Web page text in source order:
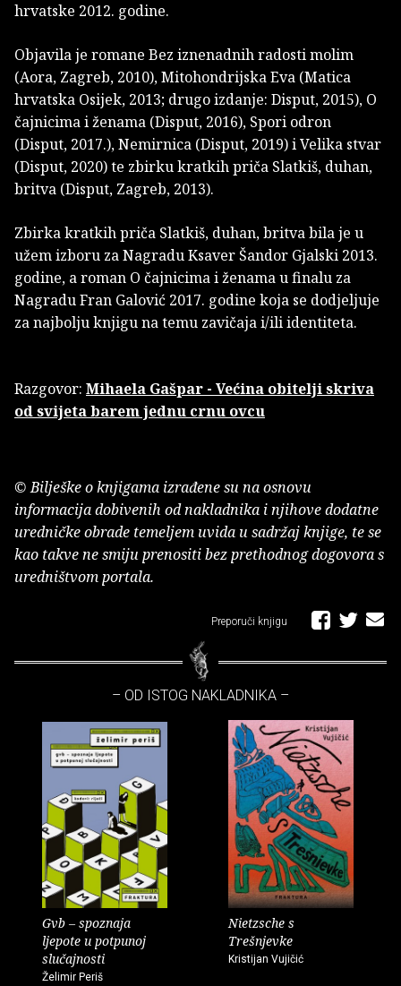
hrvatske 2012. godine.
Objavila je romane Bez iznenadnih radosti molim
(Aora, Zagreb, 2010), Mitohondrijska Eva (Matica
hrvatska Osijek, 2013; drugo izdanje: Disput, 2015), O
čajnicima i ženama (Disput, 2016), Spori odron
(Disput, 2017.), Nemirnica (Disput, 2019) i Velika stvar
(Disput, 2020) te zbirku kratkih priča Slatkiš, duhan,
britva (Disput, Zagreb, 2013).
Zbirka kratkih priča Slatkiš, duhan, britva bila je u
užem izboru za Nagradu Ksaver Šandor Gjalski 2013.
godine, a roman O čajnicima i ženama u finalu za
Nagradu Fran Galović 2017. godine koja se dodjeljuje
za najbolju knjigu na temu zavičaja i/ili identiteta.
Razgovor: Mihaela Gašpar - Većina obitelji skriva
od svijeta barem jednu crnu ovcu
© Bilješke o knjigama izrađene su na osnovu
informacija dobivenih od nakladnika i njihove dodatne
uredničke obrade temeljem uvida u sadržaj knjige, te se
kao takve ne smiju prenositi bez prethodnog dogovora s
uredništvom portala.
Preporuči knjigu
– OD ISTOG NAKLADNIKA –
Gvb – spoznaja
ljepote u potpunoj
slučajnosti
Želimir Periš
Nietzsche s
Trešnjevke
Kristijan Vujičić